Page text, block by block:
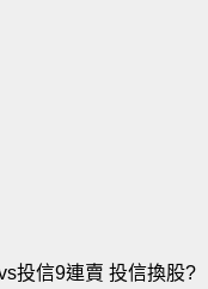
投信9連賣 投信換股?